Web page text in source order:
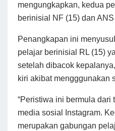
mengungkapkan, kedua
berinisial NF (15) dan ANS
Penangkapan ini
pelajar berinisial RL (15)
setelah dibacok
kiri akibat mengggunakan
“Peristiwa ini bermula dari
media sosial Instagram.
merupakan gabungan